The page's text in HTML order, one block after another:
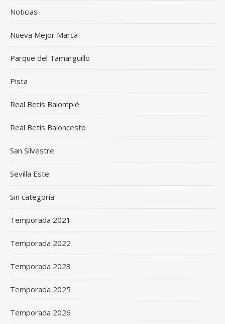
Noticias
Nueva Mejor Marca
Parque del Tamarguillo
Pista
Real Betis Balompié
Real Betis Baloncesto
San Silvestre
Sevilla Este
Sin categoría
Temporada 2021
Temporada 2022
Temporada 2023
Temporada 2025
Temporada 2026